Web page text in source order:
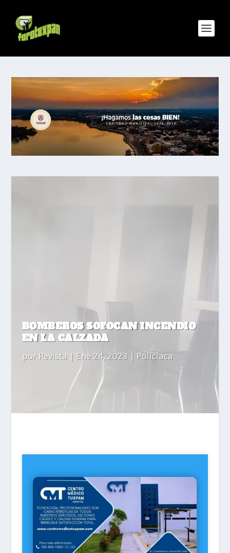
BOMBEROS SOFOCAN INCENDIO
EN LA CALZADA
por Revista | Ene 24, 2023 | Policiaca